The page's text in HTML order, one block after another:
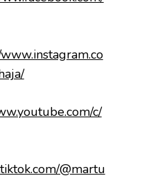
c/
@martu